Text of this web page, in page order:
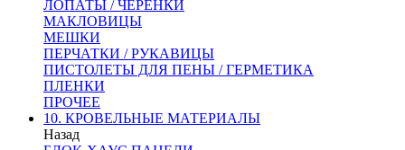
ЛОПАТЫ / ЧЕРЕНКИ
МАКЛОВИЦЫ
МЕШКИ
ПЕРЧАТКИ / РУКАВИЦЫ
ПИСТОЛЕТЫ ДЛЯ ПЕНЫ / ГЕРМЕТИКА
ПЛЕНКИ
ПРОЧЕЕ
10. КРОВЕЛЬНЫЕ МАТЕРИАЛЫ
Назад